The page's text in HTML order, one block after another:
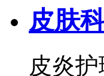
皮肤
皮炎